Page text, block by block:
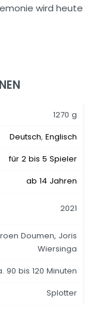
wird heute
1270 g
Deutsch, Englisch
für 2 bis 5 Spieler
ab 14 Jahren
2021
Doumen, Joris
Wiersinga
90 bis 120 Minuten
Splotter